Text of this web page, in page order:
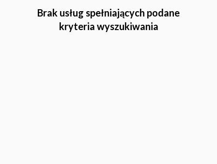
Brak usług spełniających podane
kryteria wyszukiwania